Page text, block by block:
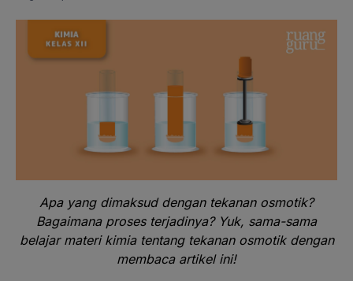
Apa yang dimaksud dengan tekanan osmotik?
Bagaimana proses terjadinya? Yuk, sama-sama
belajar materi kimia tentang tekanan osmotik dengan
membaca artikel ini!